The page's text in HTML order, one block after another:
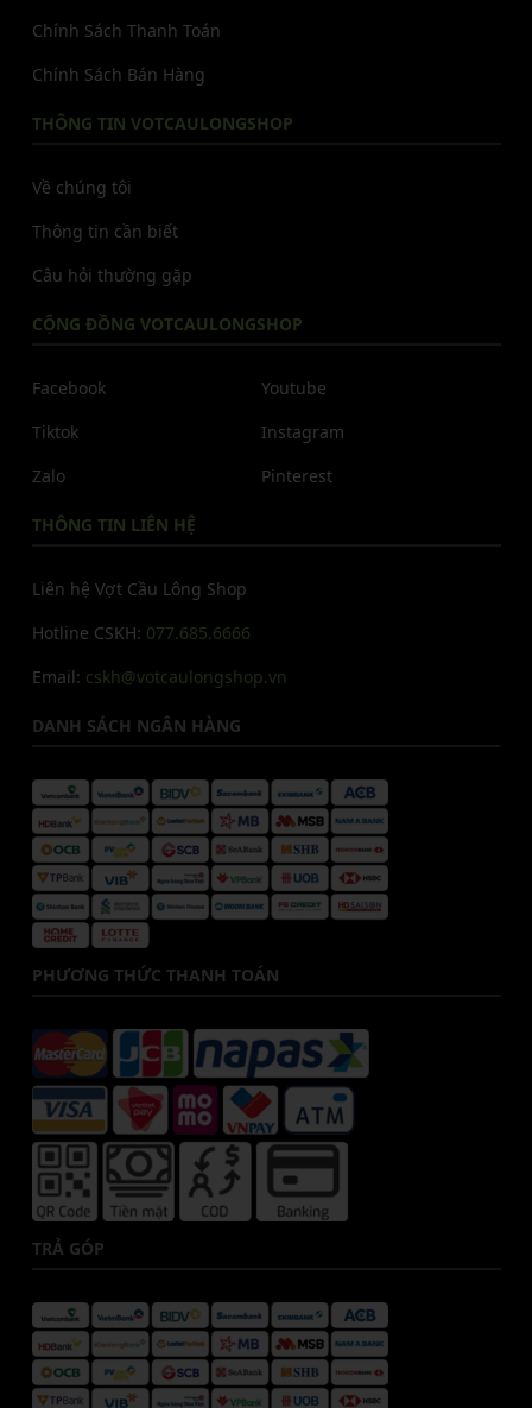
Chính Sách Thanh Toán
Chính Sách Bán Hàng
THÔNG TIN VOTCAULONGSHOP
Về chúng tôi
Thông tin cần biết
Câu hỏi thường gặp
CỘNG ĐỒNG VOTCAULONGSHOP
Facebook
Tiktok
Zalo
Youtube
Instagram
Pinterest
THÔNG TIN LIÊN HỆ
Liên hệ Vợt Cầu Lông Shop
Hotline CSKH: 077.685.6666
Email: cskh@votcaulongshop.vn
DANH SÁCH NGÂN HÀNG
PHƯƠNG THỨC THANH TOÁN
TRẢ GÓP